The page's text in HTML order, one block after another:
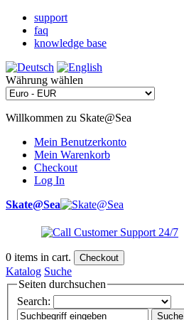
support
faq
knowledge base
Währung wählen
Willkommen zu Skate@Sea
Mein Benutzerkonto
Mein Warenkorb
Checkout
Log In
Skate@Sea
0 items in cart. Checkout
Katalog Suche
Seiten durchsuchen
Search:
Suche